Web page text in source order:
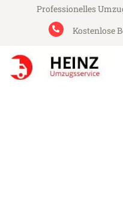
Professionelles
Kostenlose